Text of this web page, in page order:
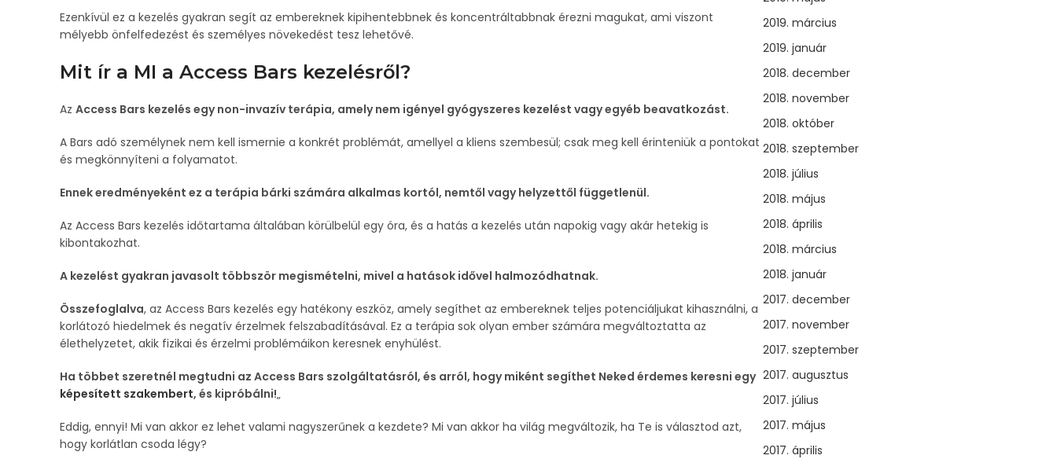
Ezenkívül ez a kezelés gyakran segít az embereknek kipihentebbnek és koncentráltabbnak érezni magukat, ami viszont
mélyebb önfelfedezést és személyes növekedést tesz lehetővé.
Mit ír a MI a Access Bars kezelésről?
Az Access Bars kezelés egy non-invazív terápia, amely nem igényel gyógyszeres kezelést vagy egyéb beavatkozást.
A Bars adó személynek nem kell ismernie a konkrét problémát, amellyel a kliens szembesül; csak meg kell érinteniük a pontokat
és megkönnyíteni a folyamatot.
Ennek eredményeként ez a terápia bárki számára alkalmas kortól, nemtől vagy helyzettől függetlenül.
Az Access Bars kezelés időtartama általában körülbelül egy óra, és a hatás a kezelés után napokig vagy akár hetekig is
kibontakozhat.
A kezelést gyakran javasolt többször megismételni, mivel a hatások idővel halmozódhatnak.
Összefoglalva, az Access Bars kezelés egy hatékony eszköz, amely segíthet az embereknek teljes potenciáljukat kihasználni, a
korlátozó hiedelmek és negatív érzelmek felszabadításával. Ez a terápia sok olyan ember számára megváltoztatta az
élethelyzetet, akik fizikai és érzelmi problémáikon keresnek enyhülést.
Ha többet szeretnél megtudni az Access Bars szolgáltatásról, és arról, hogy miként segíthet Neked érdemes keresni egy
képesített szakembert, és kipróbálni!„
Eddig, ennyi! Mi van akkor ez lehet valami nagyszerűnek a kezdete? Mi van akkor ha világ megváltozik, ha Te is választod azt,
hogy korlátlan csoda légy?
2019. március
2019. január
2018. december
2018. november
2018. október
2018. szeptember
2018. július
2018. május
2018. április
2018. március
2018. január
2017. december
2017. november
2017. szeptember
2017. augusztus
2017. július
2017. május
2017. április